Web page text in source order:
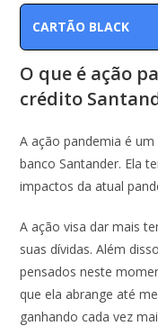
CARTÃO BLACK
O que é ação
crédito
A ação pandemia é
banco Santander. Ela
impactos da atual
A ação visa dar mais
suas dívidas. Além
pensados neste
que ela abrange até
ganhando cada vez